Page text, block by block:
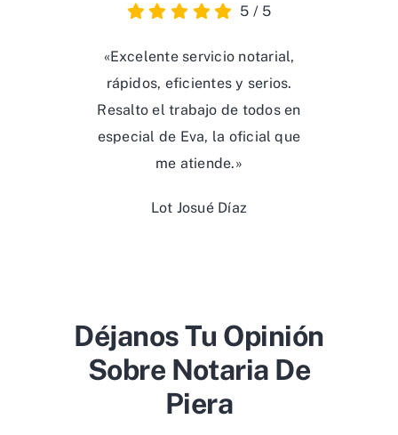
5 / 5
«Excelente servicio notarial,
rápidos, eficientes y serios.
Resalto el trabajo de todos en
especial de Eva, la oficial que
me atiende.»
Lot Josué Díaz
Déjanos Tu Opinión
Sobre Notaria De
Piera